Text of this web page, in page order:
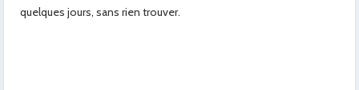
quelques jours, sans rien trouver.